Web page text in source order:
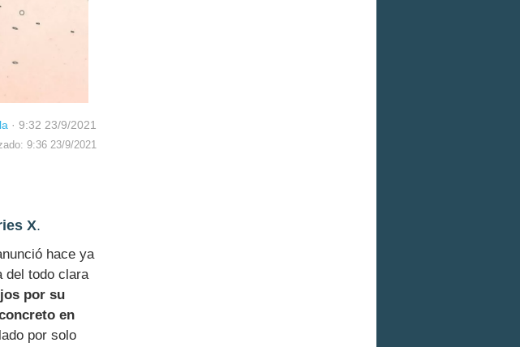
· 9:32 23/9/2021
9:36 23/9/2021
X.
hace ya
del todo clara
por su
en
por solo